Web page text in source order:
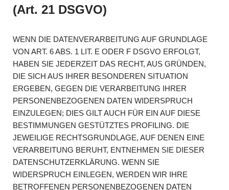
(Art. 21 DSGVO)
WENN DIE DATENVERARBEITUNG AUF GRUNDLAGE
VON ART. 6 ABS. 1 LIT. E ODER F DSGVO ERFOLGT,
HABEN SIE JEDERZEIT DAS RECHT, AUS GRÜNDEN,
DIE SICH AUS IHRER BESONDEREN SITUATION
ERGEBEN, GEGEN DIE VERARBEITUNG IHRER
PERSONENBEZOGENEN DATEN WIDERSPRUCH
EINZULEGEN; DIES GILT AUCH FÜR EIN AUF DIESE
BESTIMMUNGEN GESTÜTZTES PROFILING. DIE
JEWEILIGE RECHTSGRUNDLAGE, AUF DENEN EINE
VERARBEITUNG BERUHT, ENTNEHMEN SIE DIESER
DATENSCHUTZERKLÄRUNG. WENN SIE
WIDERSPRUCH EINLEGEN, WERDEN WIR IHRE
BETROFFENEN PERSONENBEZOGENEN DATEN